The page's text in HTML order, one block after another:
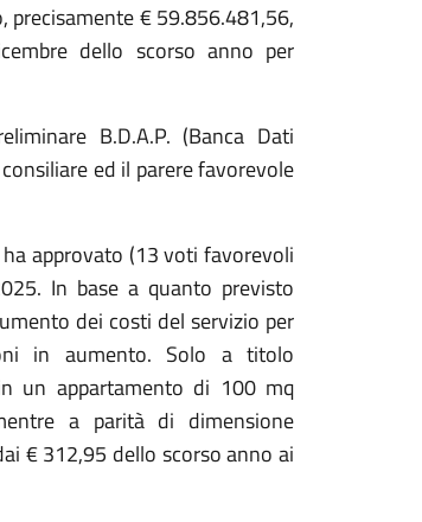
precisamente € 59.856.481,56,
dello scorso anno per
B.D.A.P. (Banca Dati
ed il parere favorevole
approvato (13 voti favorevoli
In base a quanto previsto
dei costi del servizio per
in aumento. Solo a titolo
un appartamento di 100 mq
a parità di dimensione
€ 312,95 dello scorso anno ai